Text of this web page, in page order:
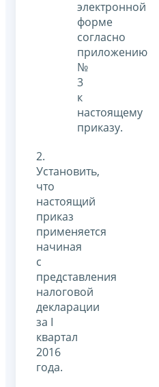
электронной
форме
согласно
приложению
№
3
к
настоящему
приказу.
2.
Установить,
что
настоящий
приказ
применяется
начиная
с
представления
налоговой
декларации
за I
квартал
2016
года.